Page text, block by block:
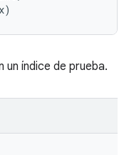
índice de prueba.